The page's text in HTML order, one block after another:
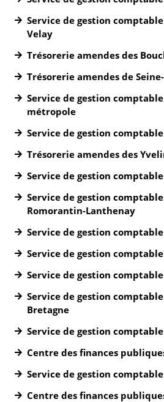
Service de gestion comptable
Velay
Trésorerie amendes des
Trésorerie amendes de
Service de gestion comptable
métropole
Service de gestion comptable
Trésorerie amendes des
Service de gestion comptable
Service de gestion comptable
Romorantin-Lanthenay
Service de gestion comptable
Service de gestion comptable
Service de gestion comptable
Service de gestion comptable
Bretagne
Service de gestion comptable
Centre des finances
Service de gestion comptable
Centre des finances